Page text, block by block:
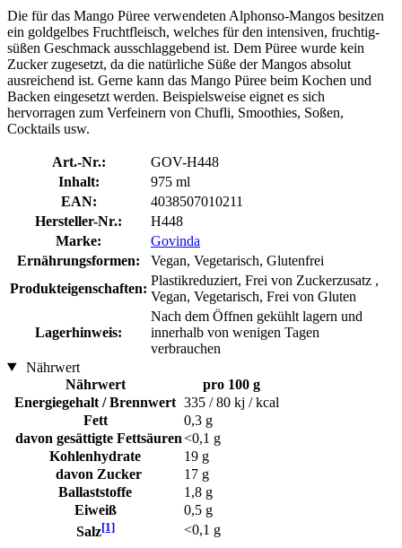
Die für das Mango Püree verwendeten Alphonso-Mangos besitzen
ein goldgelbes Fruchtfleisch, welches für den intensiven, fruchtig-
süßen Geschmack ausschlaggebend ist. Dem Püree wurde kein
Zucker zugesetzt, da die natürliche Süße der Mangos absolut
ausreichend ist. Gerne kann das Mango Püree beim Kochen und
Backen eingesetzt werden. Beispielsweise eignet es sich
hervorragen zum Verfeinern von Chufli, Smoothies, Soßen,
Cocktails usw.
Art.-Nr.:
GOV-H448
Inhalt:
975 ml
EAN:
4038507010211
Hersteller-Nr.:
H448
Marke:
Govinda
Ernährungsformen:
Vegan, Vegetarisch, Glutenfrei
Produkteigenschaften:
Plastikreduziert, Frei von Zuckerzusatz ,
Vegan, Vegetarisch, Frei von Gluten
Lagerhinweis:
Nach dem Öffnen gekühlt lagern und
innerhalb von wenigen Tagen
verbrauchen
Nährwert
Nährwert
pro 100 g
Energiegehalt / Brennwert 335 / 80 kj / kcal
Fett
0,3 g
davon gesättigte Fettsäuren<0,1 g
Kohlenhydrate
19 g
davon Zucker
17 g
Ballaststoffe
1,8 g
Eiweiß
0,5 g
Salz[1] <0,1 g